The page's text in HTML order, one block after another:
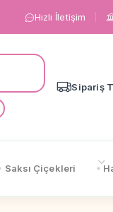
Hızlı İletişim
Sipariş
Saksı Çiçekleri